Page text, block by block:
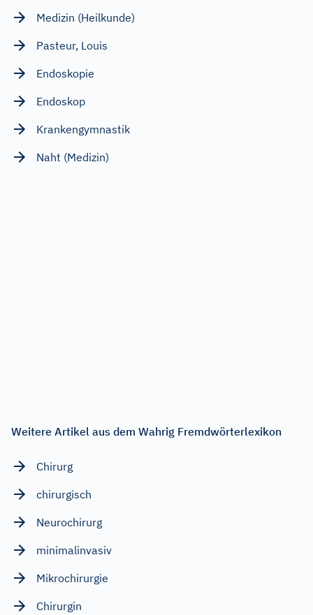
Medizin (Heilkunde)
Pasteur, Louis
Endoskopie
Endoskop
Krankengymnastik
Naht (Medizin)
Weitere Artikel aus dem Wahrig Fremdwörterlexikon
Chirurg
chirurgisch
Neurochirurg
minimalinvasiv
Mikrochirurgie
Chirurgin